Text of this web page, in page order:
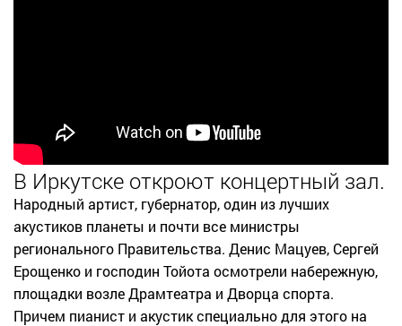
В Иркутске откроют концертный зал.
Народный артист, губернатор, один из лучших
акустиков планеты и почти все министры
регионального Правительства. Денис Мацуев, Сергей
Ерощенко и господин Тойота осмотрели набережную,
площадки возле Драмтеатра и Дворца спорта.
Причем пианист и акустик специально для этого на